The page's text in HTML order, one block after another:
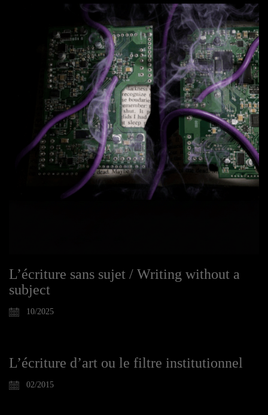
L’écriture sans sujet / Writing without a
subject
10/2025
L’écriture d’art ou le filtre institutionnel
02/2015